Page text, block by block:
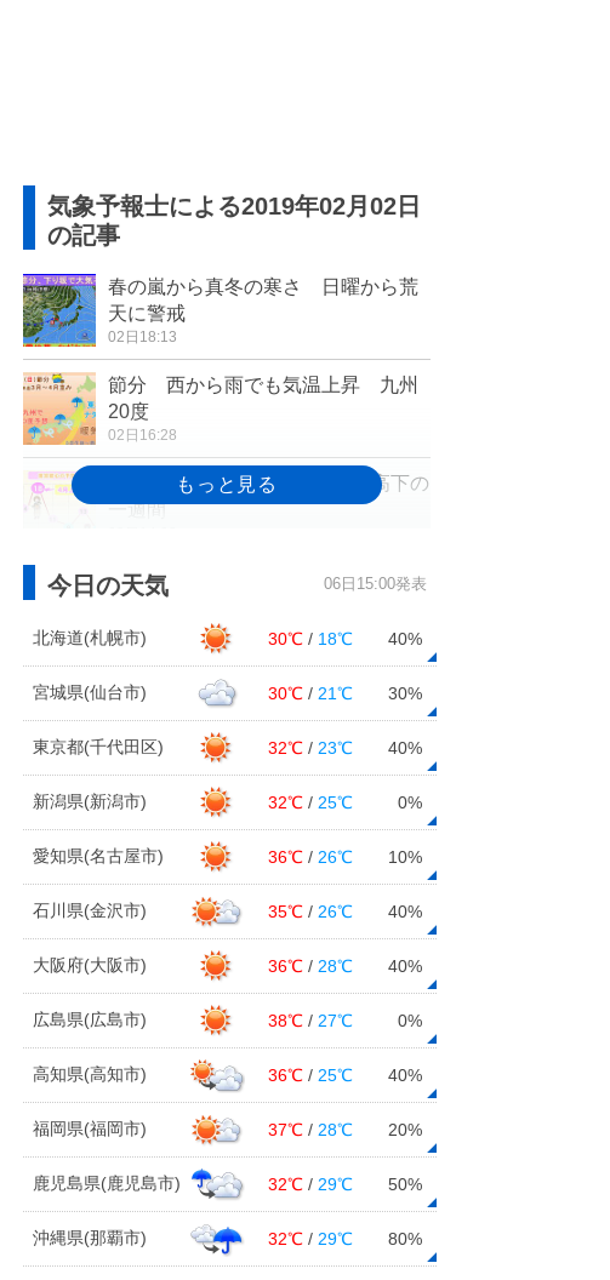
気象予報士による2019年02月02日
の記事
春の嵐から真冬の寒さ 日曜から荒
天に警戒
02日18:13
節分 西から雨でも気温上昇 九州
20度
02日16:28
東京都心で4月並みも 気温乱高下の
一週間
東京都心 朝は冬、昼は春の陽気
02日12:24
立春早々に「春一番」か 春は大風
の季節
今日の天気 06日15:00発表
北海道(札幌市) 30℃ / 18℃ 40%
宮城県(仙台市) 30℃ / 21℃ 30%
東京都(千代田区) 32℃ / 23℃ 40%
新潟県(新潟市) 32℃ / 25℃ 0%
愛知県(名古屋市) 36℃ / 26℃ 10%
石川県(金沢市) 35℃ / 26℃ 40%
大阪府(大阪市) 36℃ / 28℃ 40%
広島県(広島市) 38℃ / 27℃ 0%
高知県(高知市) 36℃ / 25℃ 40%
福岡県(福岡市) 37℃ / 28℃ 20%
鹿児島県(鹿児島市) 32℃ / 29℃ 50%
沖縄県(那覇市) 32℃ / 29℃ 80%